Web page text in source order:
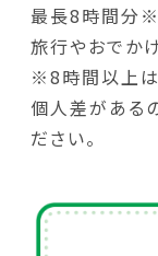
最長8時間分※
旅行やおでか
※8時間以上は
個人差がある
ださい。